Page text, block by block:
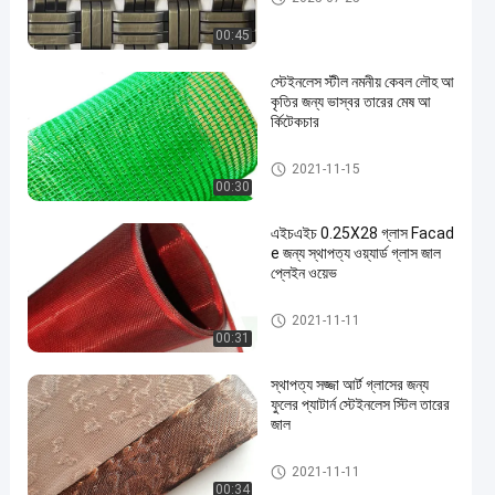
00:45
00:30
স্টেইনলেস স্টীল নমনীয় কেবল লৌহ আ
কৃতির জন্য ভাস্বর তারের মেষ আ
র্কিটেকচার
আলংকারিক তারের মেষ
2021-11-15
00:31
এইচএইচ 0.25X28 গ্লাস Facad
e জন্য স্থাপত্য ওয়্যার্ড গ্লাস জাল
প্লেইন ওয়েভ
আলংকারিক তারের মেষ
2021-11-11
00:34
স্থাপত্য সজ্জা আর্ট গ্লাসের জন্য
ফুলের প্যাটার্ন স্টেইনলেস স্টিল তারের
জাল
আলংকারিক তারের মেষ
2021-11-11